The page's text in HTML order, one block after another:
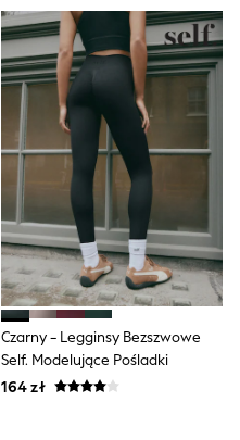
Czarny - Legginsy Bezszwowe
Self. Modelujące Pośladki
164 zł